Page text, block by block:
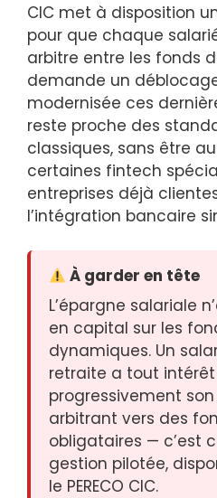
CIC met à disposition
pour que chaque
arbitre entre les fonds
demande un
modernisée ces
reste proche des
classiques, sans être
certaines fintech
entreprises déjà
l’intégration bancaire
À garder en tête
L’épargne salariale
en capital sur les
dynamiques. Un
retraite a tout
progressivement
arbitrant vers des
obligataires — c’est
gestion pilotée,
le PERECO CIC.